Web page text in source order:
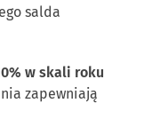
salda
w skali roku
zapewniają